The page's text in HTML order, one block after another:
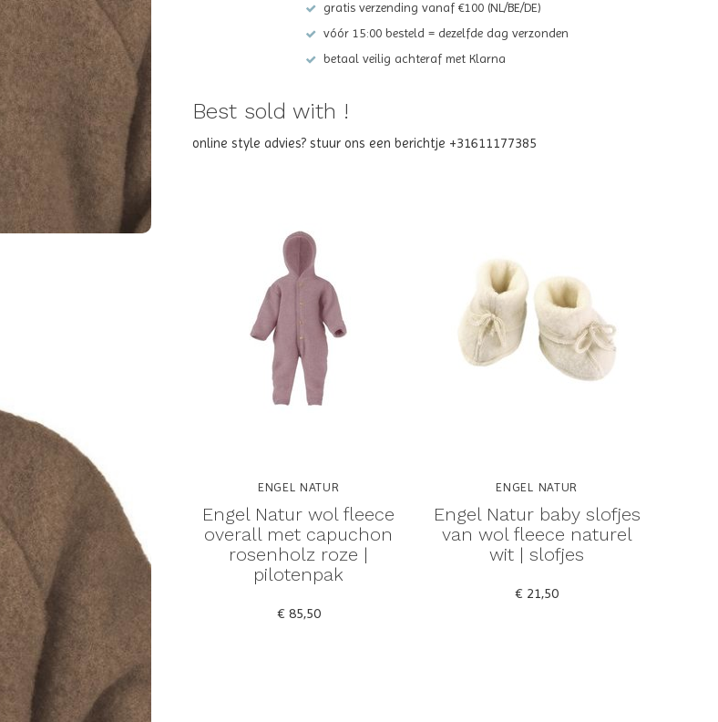
gratis verzending vanaf €100 (NL/BE/DE)
vóór 15:00 besteld = dezelfde dag verzonden
betaal veilig achteraf met Klarna
Best sold with !
online style advies? stuur ons een berichtje +31611177385
ENGEL NATUR
Engel Natur wol fleece
overall met capuchon
rosenholz roze |
pilotenpak
€ 85,50
ENGEL NATUR
Engel Natur baby slofjes
van wol fleece naturel
wit | slofjes
€ 21,50